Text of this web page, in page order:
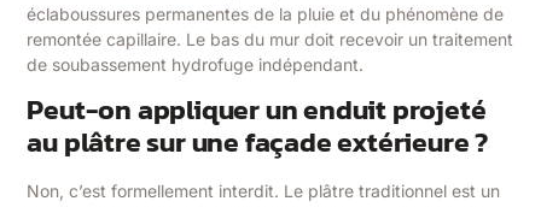
éclaboussures permanentes de la pluie et du phénomène de
remontée capillaire. Le bas du mur doit recevoir un traitement
de soubassement hydrofuge indépendant.
Peut-on appliquer un enduit projeté
au plâtre sur une façade extérieure ?
Non, c’est formellement interdit. Le plâtre traditionnel est un